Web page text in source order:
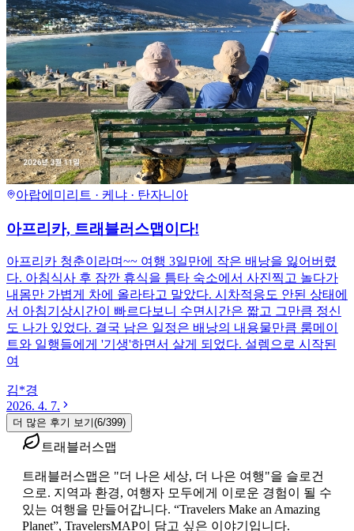
아랍에미리트 · 케냐 · 탄자니아
아프리카, 트래블러스맵이다!
아프리카 청춘이라며~~ 여행 3일만에 작은 배낭을 잃어버렸
다. 아침식사 후 잠깐 휴식을 틈타 숙소에서 사진찍고 놀다가
내몸만 가볍게 차에 올라타고 말았다. 시차적응도 안된 상태에
서 아침기상시간이 빠르다보니 수면시간은 짧고 그만큼 정신
도 나가 있었다. 결국 남은 일정은 배낭의 내용물만큼 룸메이
트와 일행들에게 '기생'하면서 살게 되었다. 설렘으로 시작된
여
김*경
2026. 4. 7.
더 많은 후기 보기(6/399)
트래블러스맵
트래블러스맵은 "더 나은 세상, 더 나은 여행"을 슬로건
으로. 지역과 환경, 여행자 모두에게 이로운 경험이 될 수
있는 여행을 만들어갑니다. “Travelers Make an Amazing
Planet”, TravelersMAP이 담고 싶은 이야기입니다.